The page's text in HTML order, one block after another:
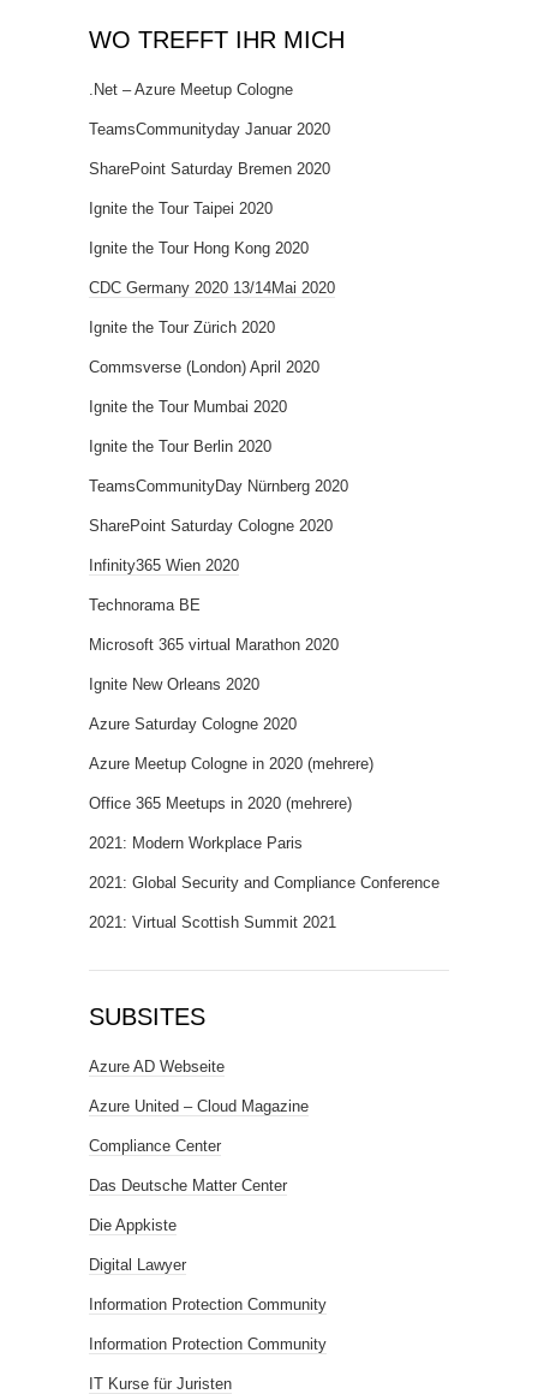
WO TREFFT IHR MICH
.Net – Azure Meetup Cologne
TeamsCommunityday Januar 2020
SharePoint Saturday Bremen 2020
Ignite the Tour Taipei 2020
Ignite the Tour Hong Kong 2020
CDC Germany 2020 13/14Mai 2020
Ignite the Tour Zürich 2020
Commsverse (London) April 2020
Ignite the Tour Mumbai 2020
Ignite the Tour Berlin 2020
TeamsCommunityDay Nürnberg 2020
SharePoint Saturday Cologne 2020
Infinity365 Wien 2020
Technorama BE
Microsoft 365 virtual Marathon 2020
Ignite New Orleans 2020
Azure Saturday Cologne 2020
Azure Meetup Cologne in 2020 (mehrere)
Office 365 Meetups in 2020 (mehrere)
2021: Modern Workplace Paris
2021: Global Security and Compliance Conference
2021: Virtual Scottish Summit 2021
SUBSITES
Azure AD Webseite
Azure United – Cloud Magazine
Compliance Center
Das Deutsche Matter Center
Die Appkiste
Digital Lawyer
Information Protection Community
Information Protection Community
IT Kurse für Juristen